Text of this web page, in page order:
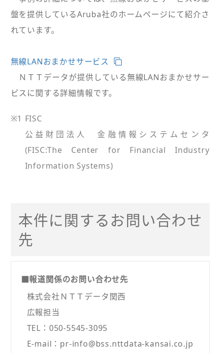
盤を提供しているAruba社のホームページにて紹介さ
れています。
無線LANおまかせサービス
ＮＴＴデータが提供している無線LANおまかせサー
ビスに関する詳細情報です。
※1 FISC
公益財団法人 金融情報システムセンタ
(FISC:The Center for Financial Industry
Information Systems)
本件に関するお問い合わせ
先
■報道関係のお問い合わせ先
株式会社ＮＴＴデータ関西
広報担当
TEL：050-5545-3095
E-mail：pr-info@bss.nttdata-kansai.co.jp